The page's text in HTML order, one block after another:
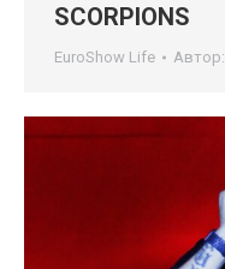
SCORPIONS
EuroShow Life Автор: